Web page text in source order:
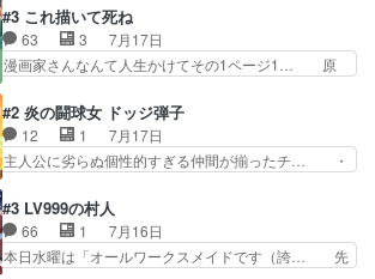
のテンポの良さが光… 呪いの人形ドジっ子すぎる
しかも仲間になる… 呪いの人形がビビっとるぞ。
今回あんまりエ…
いろあったんだな。奥様の心が彼の心を… 政略結
婚による妬みから色んな嫌がらせを受… 【今夜の
アニメAは…】前向き没落令嬢×こ… マウントに
気付かない素直な主人公大丈夫か… もうユリウス
それでいいのか？と思わない… 貴族は階級社会で
大変だ。や、やはり同性に… 第２話をU-NEXTで
視聴しました。視聴…
#3 これ描いて死ね
63 3
7月17日
漫画家さんなんて人生かけてその1ページ1… 原
きで真っ直ぐな主人公と、拗らせに拗ら… にて、
落語部長役で出演させていただきまし… すげえお
もしろかった。アバンの諸星大二郎… ◤￣￣￣￣
￣￣￣￣￣￣￣￣￣￣名場面アイ… メンバーと部
んなジャンル描いてどんどん… 春の南東の空のお
とめ座付近明るい星は20… 明るい現役の青春と
暗い過去の情念とが良い…
#2 炎の闘球女 ドッジ弾子
12 1
7月17日
主人公に劣らぬ個性的すぎる仲間が揃ったチ… ・
登場!因縁のライバル!善の立ち位置で… しょーも
な…こんなもん真面目に見たらバカ… 宿命のライ
バルの襲撃に始まり、燃えるシチ… 早くもライバ
ルチーム。敵もなかなかに個性… があると思った
#3 LV999の村人
66 1
7月16日
本日水曜は「オールワークスメイドです（誇… 先